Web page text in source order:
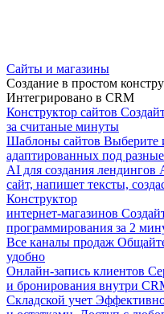
Сайты и магазины
Создание в простом
Интегрировано в CRM
Конструктор сайтов
за считаные минуты
Шаблоны сайтов Выберите
адаптированных под
AI для создания лендингов
сайт, напишет тексты,
Конструктор
интернет-магазинов
программирования за 2
Все каналы продаж
удобно
Онлайн-запись клиентов
и бронирования внутри
Складской учет